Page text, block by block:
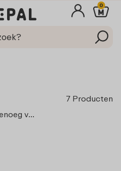
0
7 Producten
Krijgt jouw kleintje geen genoeg van alles dat met Hot Wheels